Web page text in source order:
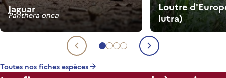
Aller à l'espèce 1
Aller à l'espèce 2
Aller à l'espèce 3
Aller à l'espèce 4
Jaguar
Panthera onca
Loutre
lutra)
Espèce précédente
Espèce
Toutes nos fiches espèces